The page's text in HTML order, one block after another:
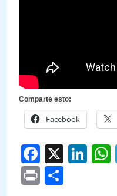
Comparte esto:
Facebook
X
Print